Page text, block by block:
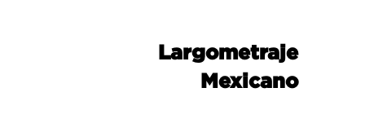
Largometraje
Mexicano